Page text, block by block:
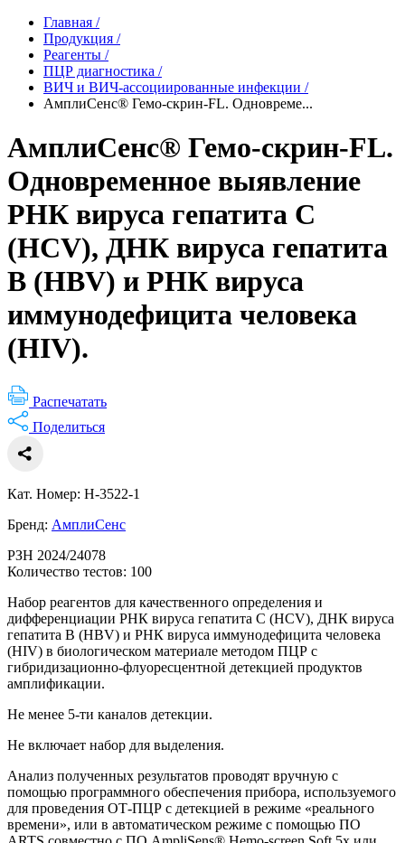
Главная /
Продукция /
Реагенты /
ПЦР диагностика /
ВИЧ и ВИЧ-ассоциированные инфекции /
АмплиСенс® Гемо-скрин-FL. Одновреме...
АмплиСенс® Гемо-скрин-FL.
Одновременное выявление
РНК вируса гепатита С
(HCV), ДНК вируса гепатита
B (HBV) и РНК вируса
иммунодефицита человека
(HIV).
Распечатать
Поделиться
Кат. Номер: H-3522-1
Бренд: АмплиСенс
РЗН 2024/24078
Количество тестов: 100
Набор реагентов для качественного определения и
дифференциации РНК вируса гепатита С (HCV), ДНК вируса
гепатита B (HBV) и РНК вируса иммунодефицита человека
(HIV) в биологическом материале методом ПЦР с
гибридизационно-флуоресцентной детекцией продуктов
амплификации.
Не менее 5-ти каналов детекции.
Не включает набор для выделения.
Анализ полученных результатов проводят вручную с
помощью программного обеспечения прибора, используемого
для проведения ОТ-ПЦР c детекцией в режиме «реального
времени», или в автоматическом режиме с помощью ПО